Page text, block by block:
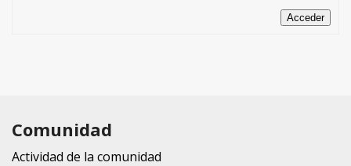
Acceder
Comunidad
Actividad de la comunidad